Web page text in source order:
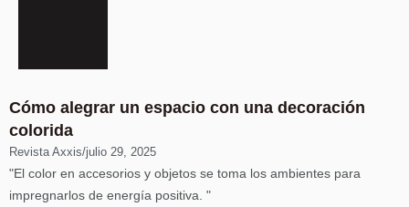
Cómo alegrar un espacio con una decoración
colorida
Revista Axxis/julio 29, 2025
"El color en accesorios y objetos se toma los ambientes para
impregnarlos de energía positiva. "